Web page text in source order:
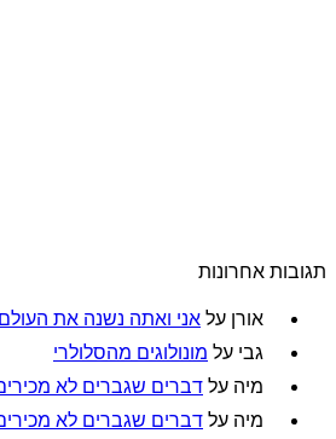
תגובות אחרונות
אורן על אני ואתה נשנה את העולם
גבי על מונולוגים מהסלולרי
מיה על דברים שגברים לא
מיה על דברים שגברים לא